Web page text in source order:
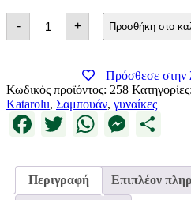
-
Nil
Katarolu
Hair
+ Προσθήκη στο
Πρόσθεσε στην
Κωδικός προϊόντος: 258 Κατηγορίες:
Katarolu, Σαμπουάν, γυναίκες
Facebook
TwitterWhatsApp
Περιγραφή Επιπλέον